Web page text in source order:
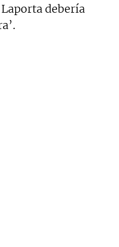
debería